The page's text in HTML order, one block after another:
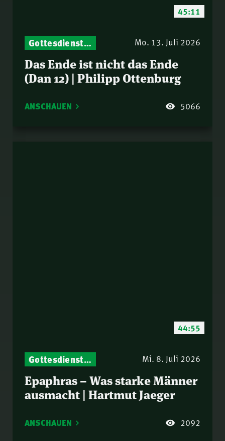
45:11
Gottesdienst-Botschaften – Jeden Sonntag neu: Aktuelle Predigten vom Mitternachtsruf Mo. 13. Juli 2026
Das Ende ist nicht das Ende
(Dan 12) | Philipp Ottenburg
ANSCHAUEN 5066
44:55
Gottesdienst-Botschaften – Jeden Sonntag neu: Aktuelle Predigten vom Mitternachtsruf Mi. 8. Juli 2026
Epaphras – Was starke Männer
ausmacht | Hartmut Jaeger
ANSCHAUEN 2092